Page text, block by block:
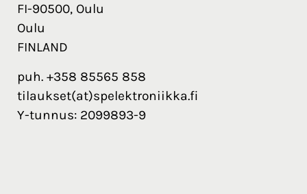
FI-90500, Oulu
Oulu
FINLAND
puh. +358 85565 858
tilaukset(at)spelektroniikka.fi
Y-tunnus: 2099893-9